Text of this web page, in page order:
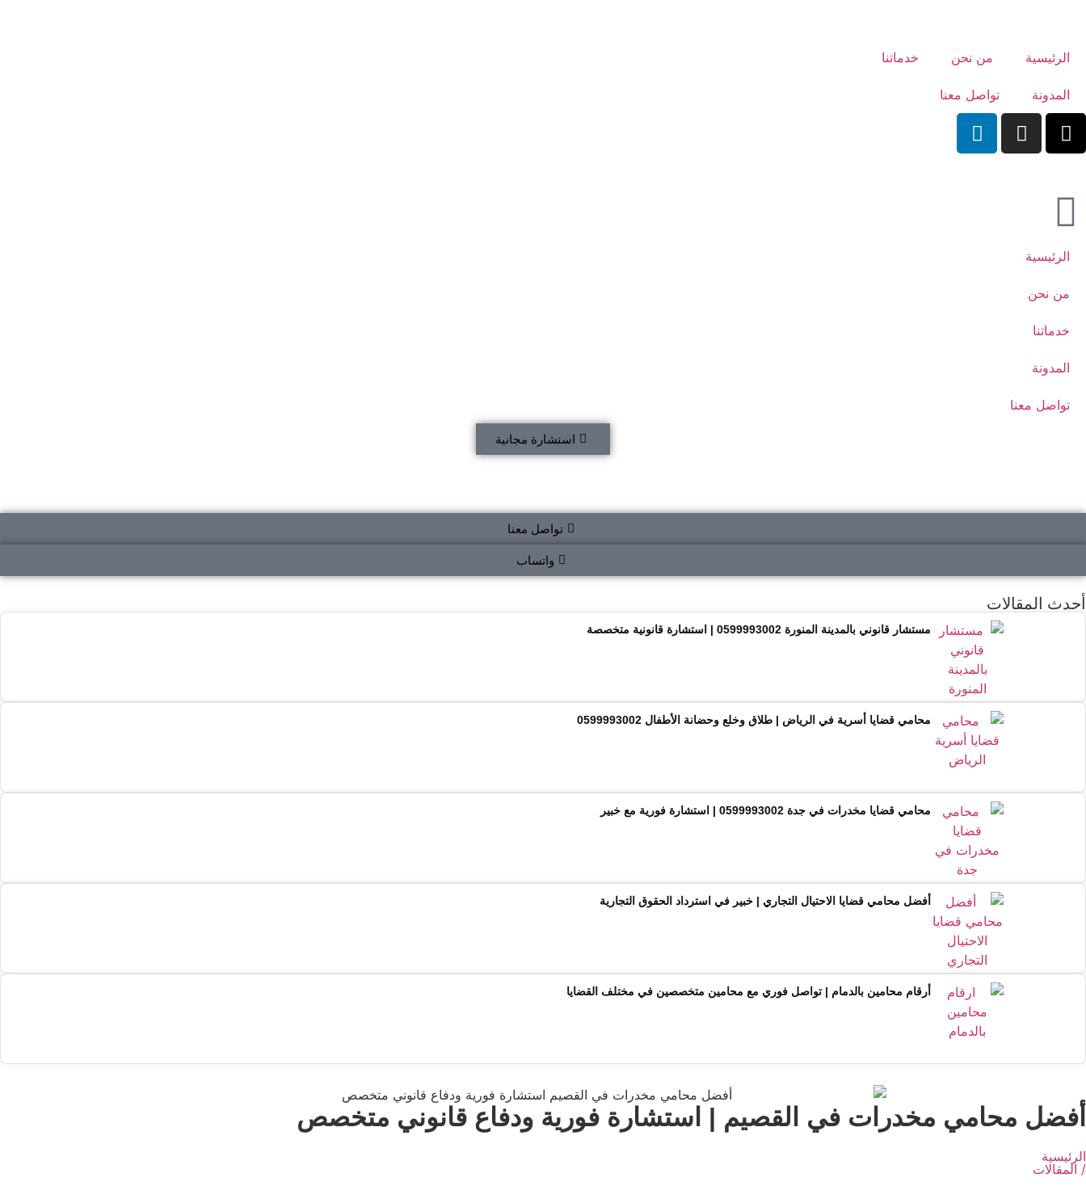
الرئيسية من نحن خدماتنا
المدونة تواصل معنا
الرئيسية
من نحن
خدماتنا
المدونة
تواصل معنا
استشارة مجانية
تواصل معنا
واتساب
أحدث المقالات
مستشار قانوني بالمدينة المنورة 0599993002 | استشارة قانونية متخصصة
محامي قضايا أسرية في الرياض | طلاق وخلع وحضانة الأطفال 0599993002
محامي قضايا مخدرات في جدة 0599993002 | استشارة فورية مع خبير
أفضل محامي قضايا الاحتيال التجاري | خبير في استرداد الحقوق التجارية
أرقام محامين بالدمام | تواصل فوري مع محامين متخصصين في مختلف القضايا
أفضل محامي مخدرات في القصيم | استشارة فورية ودفاع قانوني متخصص
الرئيسية
/ المقالات